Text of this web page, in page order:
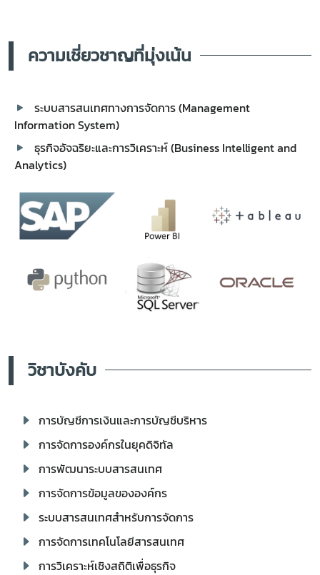
ความเชี่ยวชาญที่มุ่งเน้น
ระบบสารสนเทศทางการจัดการ (Management
Information System)
ธุรกิจอัจฉริยะและการวิเคราะห์ (Business Intelligent and
Analytics)
วิชาบังคับ
การบัญชีการเงินและการบัญชีบริหาร
การจัดการองค์กรในยุคดิจิทัล
การพัฒนาระบบสารสนเทศ
การจัดการข้อมูลขององค์กร
ระบบสารสนเทศสำหรับการจัดการ
การจัดการเทคโนโลยีสารสนเทศ
การวิเคราะห์เชิงสถิติเพื่อธุรกิจ